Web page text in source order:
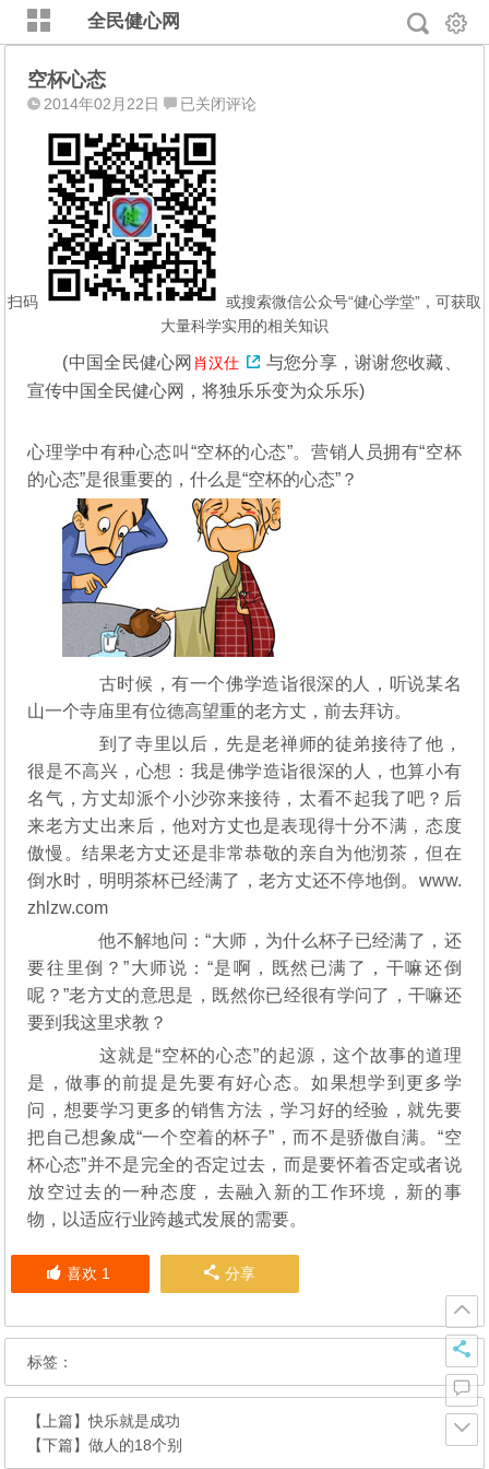
全民健心网
空杯心态
2014年02月22日
空
心
态
已关闭评论
扫码
或搜索微信公众号“健心学堂”，可获取
大量科学实用的相关知识
(中国全民健心网 肖汉仕
与您分享，谢谢您收藏、
宣传中国全民健心网，将独乐乐变为众乐乐)
心理学中有种心态叫“空杯的心态”。营销人员拥有“空杯
的心态”是很重要的，什么是“空杯的心态”？
古时候，有一个佛学造诣很深的人，听说某名
山一个寺庙里有位德高望重的老方丈，前去拜访。
到了寺里以后，先是老禅师的徒弟接待了他，
很是不高兴，心想：我是佛学造诣很深的人，也算小有
名气，方丈却派个小沙弥来接待，太看不起我了吧？后
来老方丈出来后，他对方丈也是表现得十分不满，态度
傲慢。结果老方丈还是非常恭敬的亲自为他沏茶，但在
倒水时，明明茶杯已经满了，老方丈还不停地倒。www.
zhlzw.com
他不解地问：“大师，为什么杯子已经满了，还
要往里倒？”大师说：“是啊，既然已满了，干嘛还倒
呢？”老方丈的意思是，既然你已经很有学问了，干嘛还
要到我这里求教？
这就是“空杯的心态”的起源，这个故事的道理
是，做事的前提是先要有好心态。如果想学到更多学
问，想要学习更多的销售方法，学习好的经验，就先要
把自己想象成“一个空着的杯子”，而不是骄傲自满。“空
杯心态”并不是完全的否定过去，而是要怀着否定或者说
放空过去的一种态度，去融入新的工作环境，新的事
物，以适应行业跨越式发展的需要。
喜欢 1 分享
标签：
【上篇】快乐就是成功
【下篇】做人的18个别